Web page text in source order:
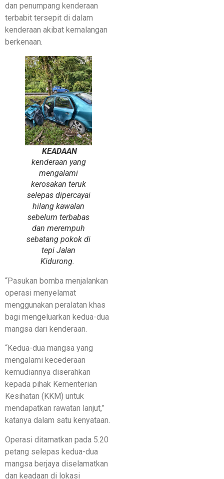
dan penumpang kenderaan
terbabit tersepit di dalam
kenderaan akibat kemalangan
berkenaan.
KEADAAN
kenderaan yang
mengalami
kerosakan teruk
selepas dipercayai
hilang kawalan
sebelum terbabas
dan merempuh
sebatang pokok di
tepi Jalan
Kidurong.
“Pasukan bomba menjalankan
operasi menyelamat
menggunakan peralatan khas
bagi mengeluarkan kedua-dua
mangsa dari kenderaan.
“Kedua-dua mangsa yang
mengalami kecederaan
kemudiannya diserahkan
kepada pihak Kementerian
Kesihatan (KKM) untuk
mendapatkan rawatan lanjut,”
katanya dalam satu kenyataan.
Operasi ditamatkan pada 5.20
petang selepas kedua-dua
mangsa berjaya diselamatkan
dan keadaan di lokasi